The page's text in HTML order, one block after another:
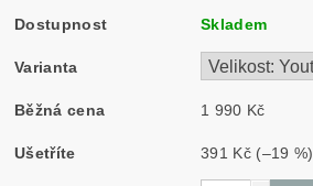
Dostupnost Skladem
Varianta
Běžná cena 1 990 Kč
Ušetříte 391 Kč (–19 %)